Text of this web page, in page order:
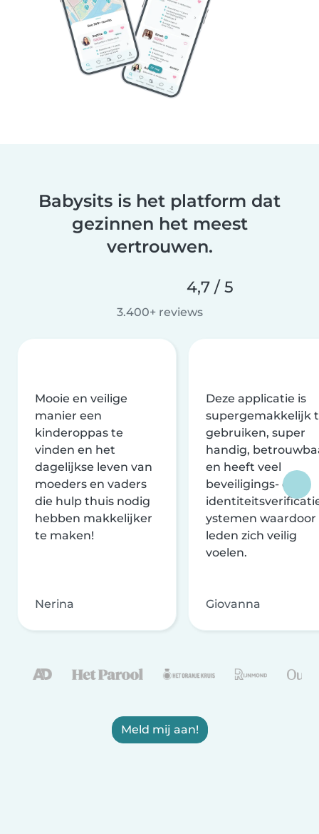
Babysits is het platform dat
gezinnen het meest
vertrouwen.
4,7 / 5
3.400+ reviews
Mooie en veilige
manier een
kinderoppas te
vinden en het
dagelijkse leven van
moeders en vaders
die hulp thuis nodig
hebben makkelijker
te maken!
Nerina
Deze applicatie is
supergemakkelijk
gebruiken, super
handig,
en heeft veel
beveiligings- en
ystemen waardoor
leden zich veilig
voelen.
Giovanna
Meld mij aan!